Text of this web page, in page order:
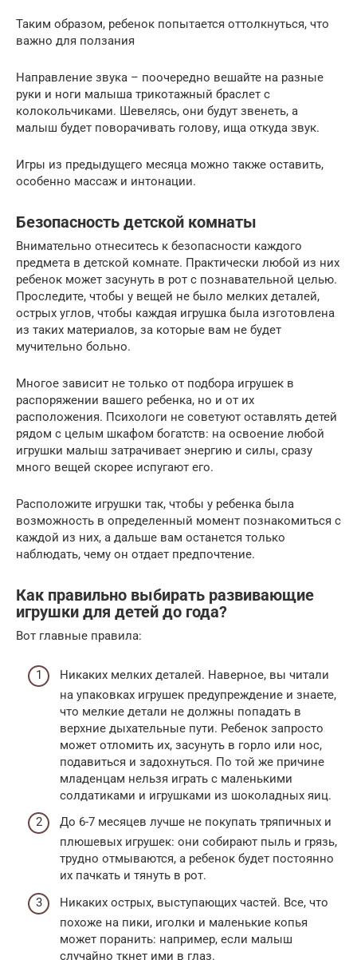
Таким образом, ребенок попытается оттолкнуться, что
важно для ползания
Направление звука – поочередно вешайте на разные
руки и ноги малыша трикотажный браслет с
колокольчиками. Шевелясь, они будут звенеть, а
малыш будет поворачивать голову, ища откуда звук.
Игры из предыдущего месяца можно также оставить,
особенно массаж и интонации.
Безопасность детской комнаты
Внимательно отнеситесь к безопасности каждого
предмета в детской комнате. Практически любой из них
ребенок может засунуть в рот с познавательной целью.
Проследите, чтобы у вещей не было мелких деталей,
острых углов, чтобы каждая игрушка была изготовлена
из таких материалов, за которые вам не будет
мучительно больно.
Многое зависит не только от подбора игрушек в
распоряжении вашего ребенка, но и от их
расположения. Психологи не советуют оставлять детей
рядом с целым шкафом богатств: на освоение любой
игрушки малыш затрачивает энергию и силы, сразу
много вещей скорее испугают его.
Расположите игрушки так, чтобы у ребенка была
возможность в определенный момент познакомиться с
каждой из них, а дальше вам останется только
наблюдать, чему он отдает предпочтение.
Как правильно выбирать развивающие
игрушки для детей до года?
Вот главные правила:
Никаких мелких деталей. Наверное, вы читали
на упаковках игрушек предупреждение и знаете,
что мелкие детали не должны попадать в
верхние дыхательные пути. Ребенок запросто
может отломить их, засунуть в горло или нос,
подавиться и задохнуться. По той же причине
младенцам нельзя играть с маленькими
солдатиками и игрушками из шоколадных яиц.
До 6-7 месяцев лучше не покупать тряпичных и
плюшевых игрушек: они собирают пыль и грязь,
трудно отмываются, а ребенок будет постоянно
их пачкать и тянуть в рот.
Никаких острых, выступающих частей. Все, что
похоже на пики, иголки и маленькие копья
может поранить: например, если малыш
случайно ткнет ими в глаз.